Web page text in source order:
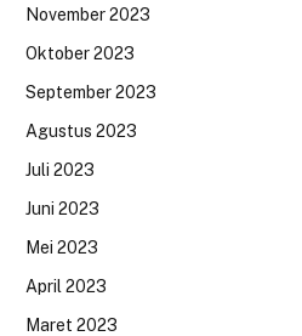
November 2023
Oktober 2023
September 2023
Agustus 2023
Juli 2023
Juni 2023
Mei 2023
April 2023
Maret 2023